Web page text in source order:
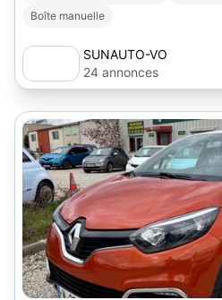
Boîte manuelle
SUNAUTO-VO
24 annonces